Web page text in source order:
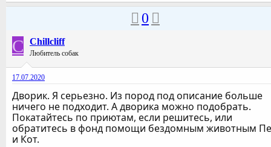
0
C Chillcliff
Любитель собак
17.07.2020
Дворик. Я серьезно. Из пород под описание больше
ничего не подходит. А дворика можно подобрать.
Покатайтесь по приютам, если решитесь, или
обратитесь в фонд помощи бездомным животным
и Кот.